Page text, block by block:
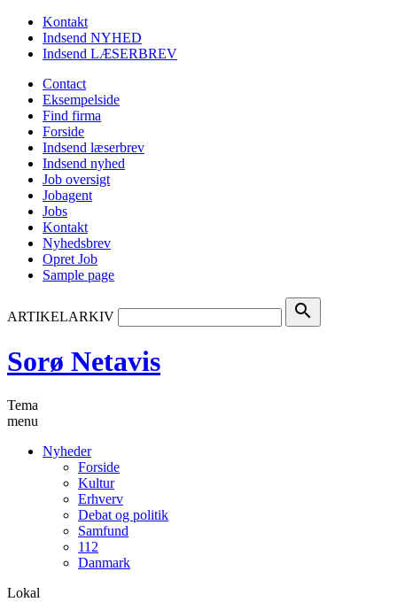
Kontakt
Indsend NYHED
Indsend LÆSERBREV
Contact
Eksempelside
Find firma
Forside
Indsend læserbrev
Indsend nyhed
Job oversigt
Jobagent
Jobs
Kontakt
Nyhedsbrev
Opret Job
Sample page
ARTIKELARKIV search
Sorø Netavis
Tema
menu
Nyheder
Forside
Kultur
Erhverv
Debat og politik
Samfund
112
Danmark
Lokal